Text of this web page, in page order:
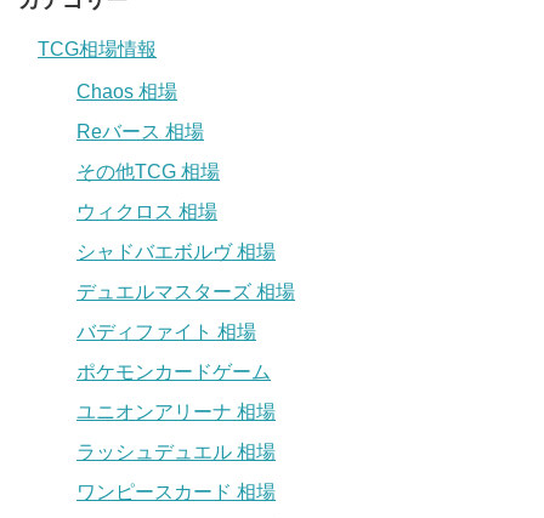
TCG相場情報
Chaos 相場
Reバース 相場
その他TCG 相場
ウィクロス 相場
シャドバエボルヴ 相場
デュエルマスターズ 相場
バディファイト 相場
ポケモンカードゲーム
ユニオンアリーナ 相場
ラッシュデュエル 相場
ワンピースカード 相場